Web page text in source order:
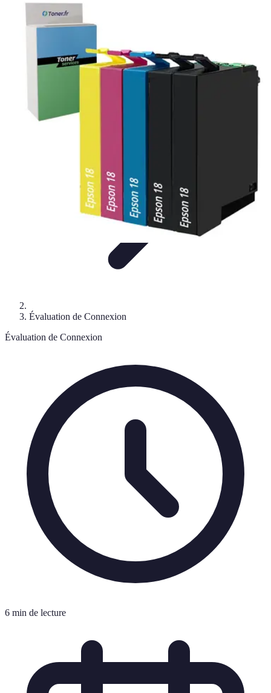
Connexion Rapide
Astuces et ConseilsOptimisation
Connexion Rapide
Évaluation de Connexion
Évaluation de Connexion
6 min de lecture